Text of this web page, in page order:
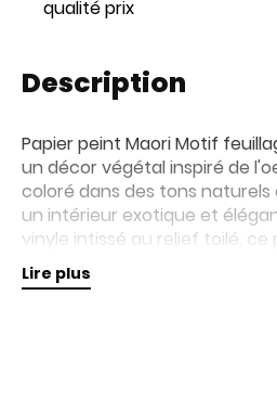
qualité prix
Description
Papier peint Maori Motif
un décor végétal inspiré de
coloré dans des tons
un intérieur exotique et
vinyle intissé au relief toilé, ce
assure un rendu parfait, une
longévité accrue.
Lire plus